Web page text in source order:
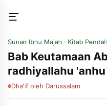
Sunan Ibnu Majah · Kitab
Bab Keutamaan
radhiyallahu 'anhu
Dha'if oleh Darussalam